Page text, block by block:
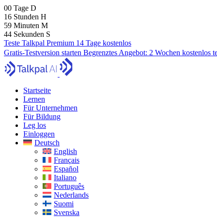
00 Tage D
16 Stunden H
59 Minuten M
43 Sekunden S
Teste Talkpal Premium 14 Tage kostenlos
Gratis-Testversion starten Begrenztes Angebot: 2 Wochen kostenlos
Startseite
Lernen
Für Unternehmen
Für Bildung
Leg los
Einloggen
Deutsch
English
Français
Español
Italiano
Português
Nederlands
Suomi
Svenska